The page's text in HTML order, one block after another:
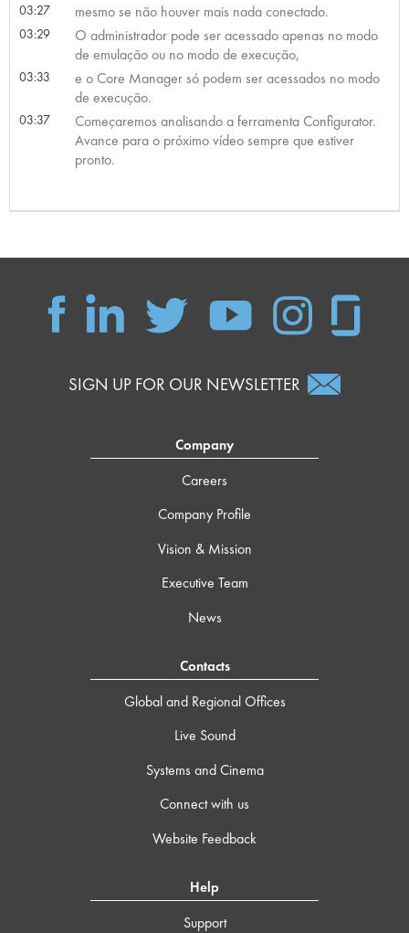
03:27 mesmo se não houver mais nada conectado.
03:29
O administrador pode ser acessado apenas no modo
de emulação ou no modo de execução,
03:33
e o Core Manager só podem ser acessados no modo
de execução.
03:37
Começaremos analisando a ferramenta Configurator.
Avance para o próximo vídeo sempre que estiver
pronto.
SIGN UP FOR OUR NEWSLETTER
Company
Careers
Company Profile
Vision & Mission
Executive Team
News
Contacts
Global and Regional Offices
Live Sound
Systems and Cinema
Connect with us
Website Feedback
Help
Support